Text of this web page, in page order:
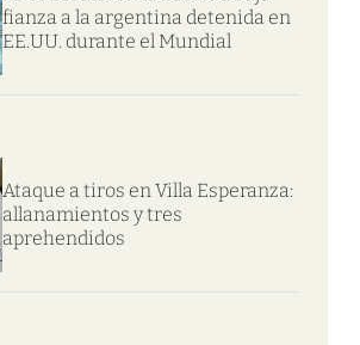
fianza a la argentina detenida en
EE.UU. durante el Mundial
Ataque a tiros en Villa Esperanza:
allanamientos y tres
aprehendidos